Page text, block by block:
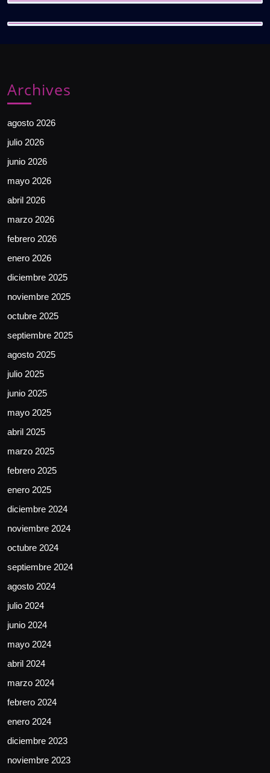
Archives
agosto 2026
julio 2026
junio 2026
mayo 2026
abril 2026
marzo 2026
febrero 2026
enero 2026
diciembre 2025
noviembre 2025
octubre 2025
septiembre 2025
agosto 2025
julio 2025
junio 2025
mayo 2025
abril 2025
marzo 2025
febrero 2025
enero 2025
diciembre 2024
noviembre 2024
octubre 2024
septiembre 2024
agosto 2024
julio 2024
junio 2024
mayo 2024
abril 2024
marzo 2024
febrero 2024
enero 2024
diciembre 2023
noviembre 2023